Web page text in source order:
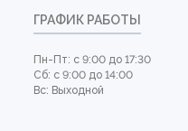
ГРАФИК РАБОТЫ
Пн-Пт: с 9:00 до 17:30
Сб: с 9:00 до 14:00
Вс: Выходной